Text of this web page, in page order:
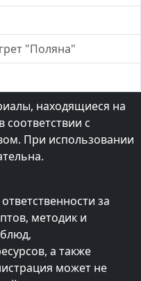
"Поляна"
находящиеся на
соответствии с
При использовании
за
методик и
а также
может не